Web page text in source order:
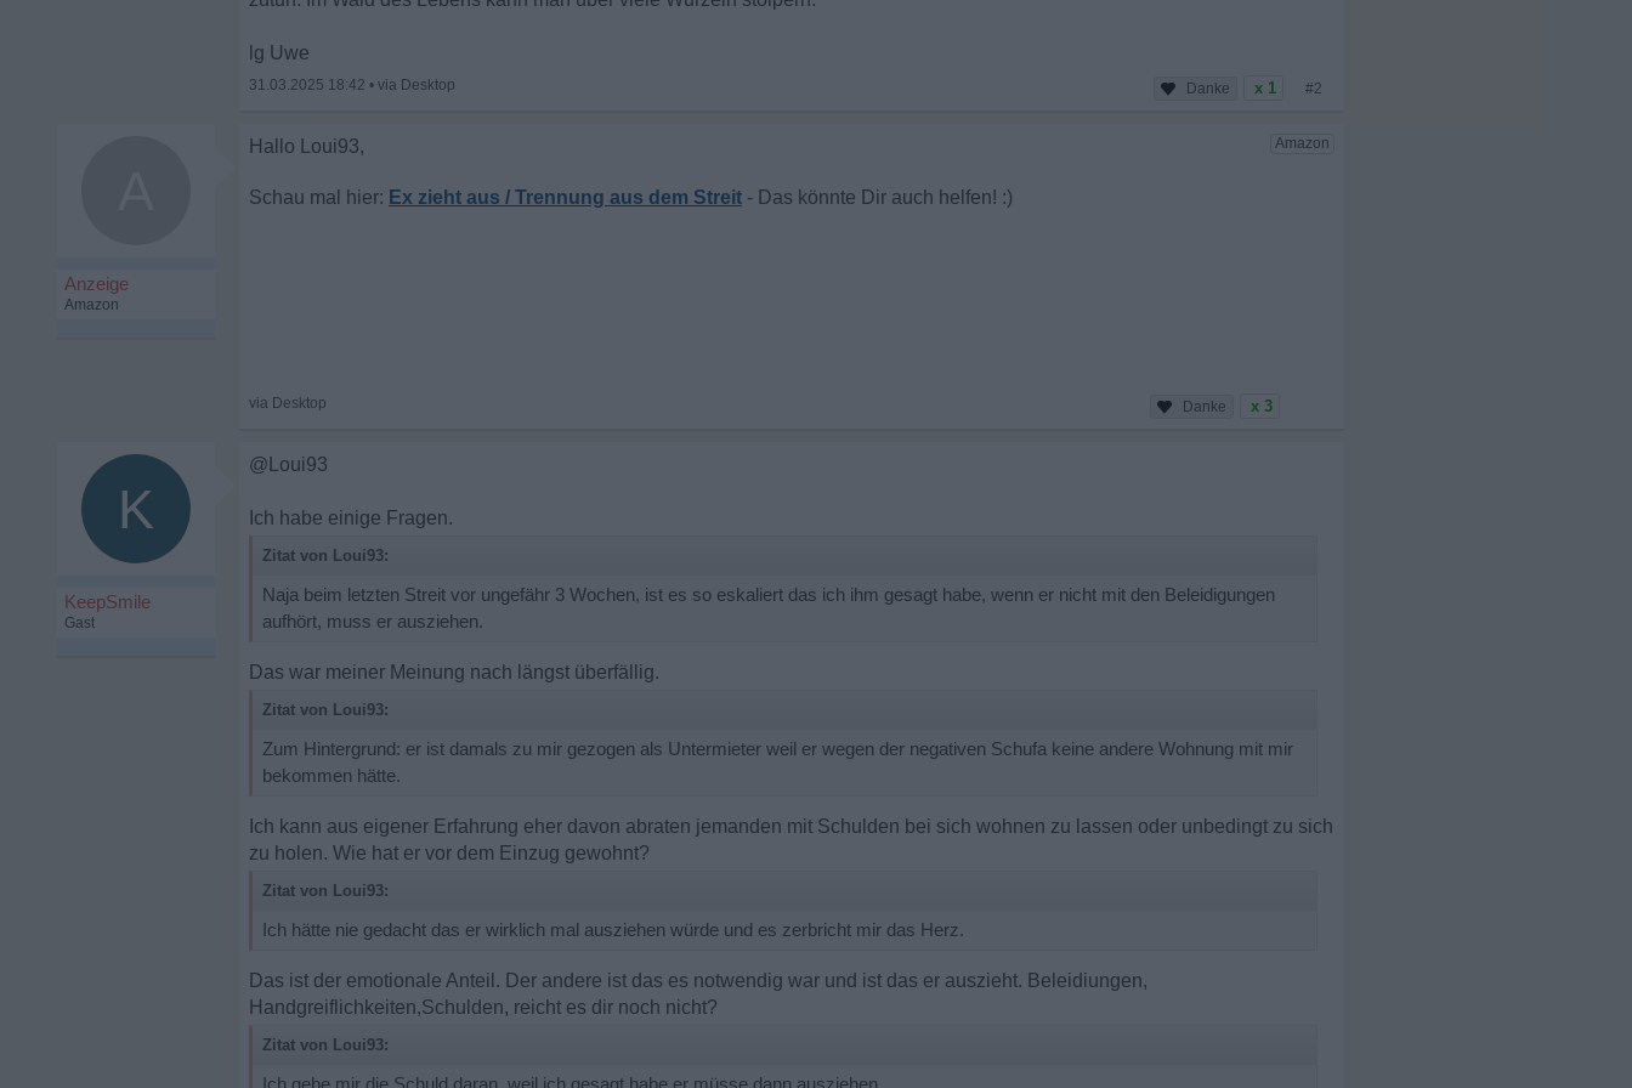
lg Uwe
31.03.2025 18:42 • x 1 #2
Ex zieht aus / Trennung aus dem Streit
x 3
K
KeepSmile
Gast
@Loui93
Ich habe einige Fragen.
Zitat von Loui93:
Naja beim letzten Streit vor ungefähr 3 Wochen, ist es so eskaliert das ich ihm gesagt habe, wenn er nicht mit den Beleidigungen
aufhört, muss er ausziehen.
Das war meiner Meinung nach längst überfällig.
Zitat von Loui93:
Zum Hintergrund: er ist damals zu mir gezogen als Untermieter weil er wegen der negativen Schufa keine andere Wohnung mit mir
bekommen hätte.
Ich kann aus eigener Erfahrung eher davon abraten jemanden mit Schulden bei sich wohnen zu lassen oder unbedingt zu sich
zu holen. Wie hat er vor dem Einzug gewohnt?
Zitat von Loui93:
Ich hätte nie gedacht das er wirklich mal ausziehen würde und es zerbricht mir das Herz.
Das ist der emotionale Anteil. Der andere ist das es notwendig war und ist das er auszieht. Beleidiungen,
Handgreiflichkeiten,Schulden, reicht es dir noch nicht?
Zitat von Loui93:
Ich gebe mir die Schuld daran, weil ich gesagt habe er müsse dann ausziehen.